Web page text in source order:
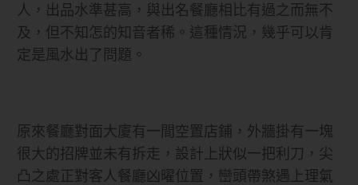
人，出品水準甚高，與出名餐廳相比有過之而無不
及，但不知怎的知音者稀。這種情況，幾乎可以肯
定是風水出了問題。
原來餐廳對面大廈有一間空置店鋪，外牆掛有一塊
很大的招牌並未有拆走，設計上狀似一把利刀，尖
凸之處正對客人餐廳凶曜位置，巒頭帶煞遇上理氣